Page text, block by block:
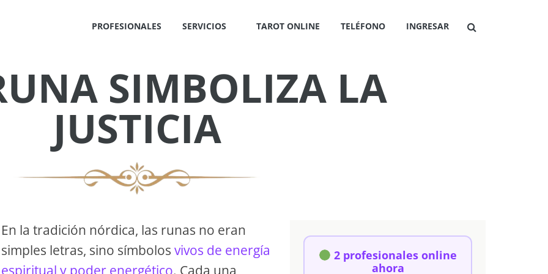
PROFESIONALES SERVICIOS TAROT ONLINE TELÉFONO INGRESAR
SIMBOLIZA LA
JUSTICIA
En la tradición nórdica, las runas no eran
simples letras, sino símbolos vivos de energía
espiritual y poder energético. Cada una
2 profesionales online
ahora
✕